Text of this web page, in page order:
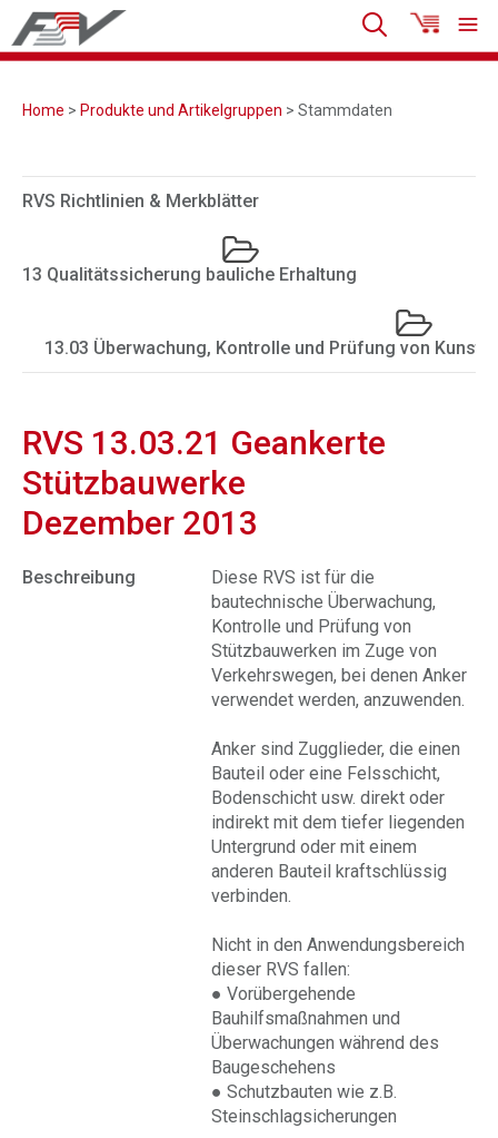
Home > Produkte und Artikelgruppen > Stammdaten
RVS Richtlinien & Merkblätter
13 Qualitätssicherung bauliche Erhaltung
13.03 Überwachung, Kontrolle und Prüfung von
RVS 13.03.21 Geankerte
Stützbauwerke
Dezember 2013
Beschreibung
Diese RVS ist für die
bautechnische Überwachung,
Kontrolle und Prüfung von
Stützbauwerken im Zuge von
Verkehrswegen, bei denen Anker
verwendet werden, anzuwenden.
Anker sind Zugglieder, die einen
Bauteil oder eine Felsschicht,
Bodenschicht usw. direkt oder
indirekt mit dem tiefer liegenden
Untergrund oder mit einem
anderen Bauteil kraftschlüssig
verbinden.
Nicht in den Anwendungsbereich
dieser RVS fallen:
● Vorübergehende
Bauhilfsmaßnahmen und
Überwachungen während des
Baugeschehens
● Schutzbauten wie z.B.
Steinschlagsicherungen